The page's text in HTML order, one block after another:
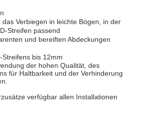
Verbiegen in leichte Bögen, in der
Streifen passend
und bereiften Abdeckungen
bis 12mm
der hohen Qualität, des
für Haltbarkeit und der Verhinderung
verfügbar allen Installationen